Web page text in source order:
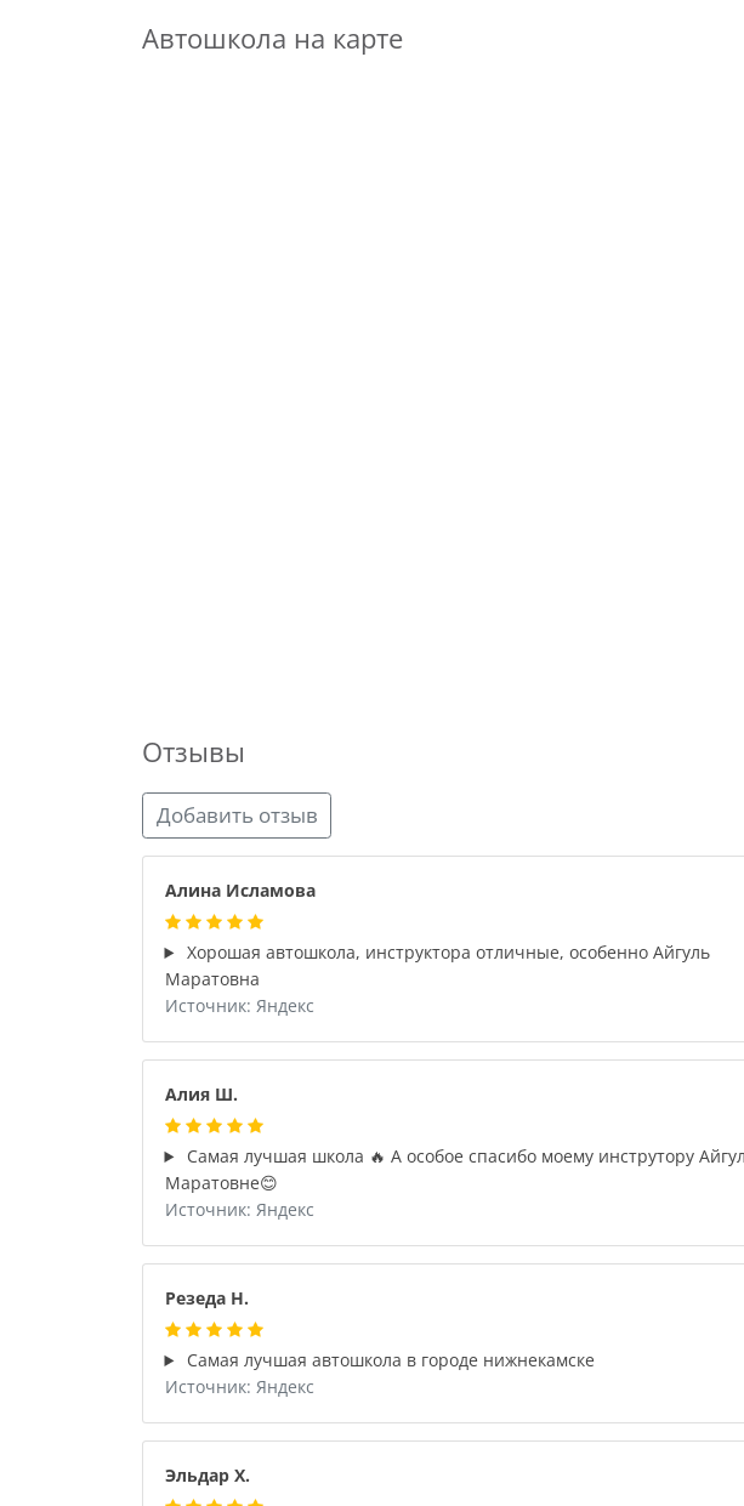
Автошкола на карте
Отзывы
Добавить отзыв
Алина Исламова
Хорошая автошкола, инструктора отличные, особенно Айгуль
Маратовна
Источник: Яндекс
Алия Ш.
Самая лучшая школа 🔥 А особое спасибо моему инструтору
Маратовне😊
Источник: Яндекс
Резеда Н.
Самая лучшая автошкола в городе нижнекамске
Источник: Яндекс
Эльдар Х.